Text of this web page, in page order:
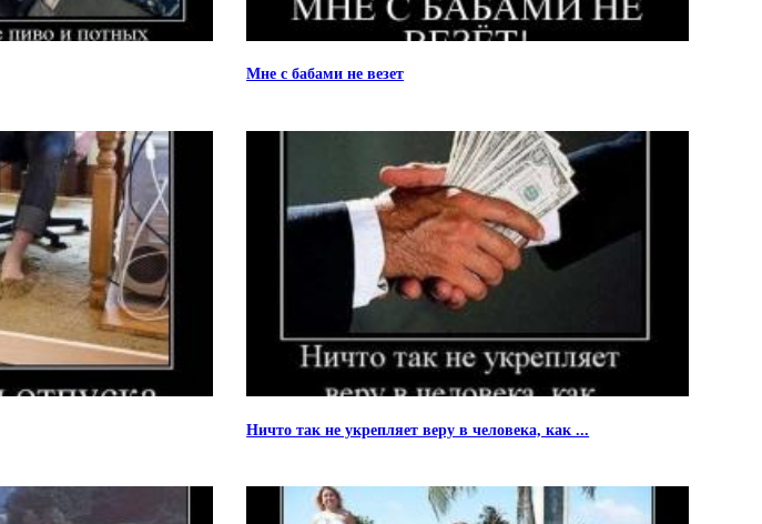
Мне с бабами не везет
Ничто так не укрепляет веру в человека, как ...